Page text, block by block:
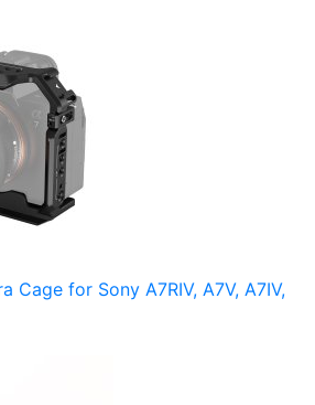
Cage for Sony A7RIV, A7V, A7IV,